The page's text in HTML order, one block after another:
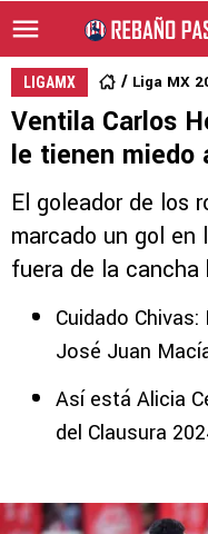
LIGAMX Liga MX
Ventila Carlos
le tienen miedo
El goleador de los
marcado un gol en
fuera de la cancha
Cuidado
José Juan
Así está Alicia
del Clausura